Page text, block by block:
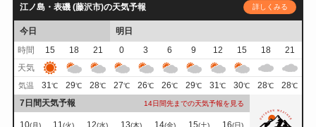
江ノ島・表磯 (藤沢市)の天気予報 詳しくみる
今日
明日
時間
15 18 21 0 3 6 9 12 15 18
21
天気
気温 31℃ 29℃ 28℃ 27℃ 26℃ 26℃ 29℃ 31℃ 30℃ 28℃ 28℃
7日間天気予報 14日間先までの天気予報を見る